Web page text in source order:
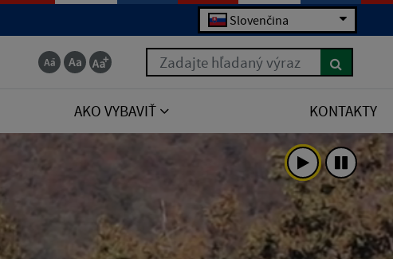
Slovenčina
Zadajte hľadaný výraz
AKO VYBAVIŤ KONTAKTY